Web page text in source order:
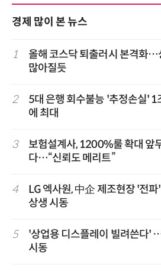
경제 많이 본 뉴스
1
올해 코스닥 퇴출러시 본격화…
많아질듯
2
5대 은행 회수불능 '추정손실'
에 최대
3
보험설계사, 1200%룰 확대 앞
다…“신뢰도 메리트”
4
LG 엑사원, 中企 제조현장 '전
상생 시동
5
'상업용 디스플레이 빌려쓴다'
시동